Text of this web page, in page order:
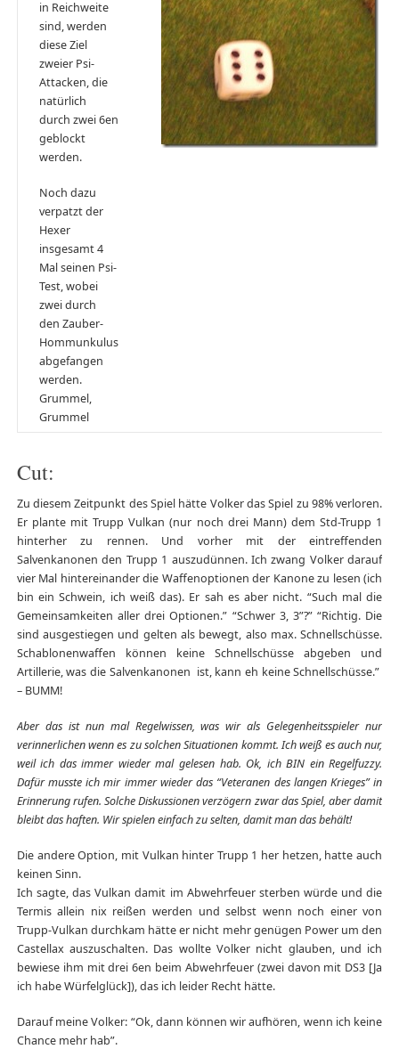
in Reichweite
sind, werden
diese Ziel
zweier Psi-
Attacken, die
natürlich
durch zwei 6en
geblockt
werden.
Noch dazu
verpatzt der
Hexer
insgesamt 4
Mal seinen Psi-
Test, wobei
zwei durch
den Zauber-
Hommunkulus
abgefangen
werden.
Grummel,
Grummel
Cut:
Zu diesem Zeitpunkt des Spiel hätte Volker das Spiel zu 98% verloren.
Er plante mit Trupp Vulkan (nur noch drei Mann) dem Std-Trupp 1
hinterher zu rennen. Und vorher mit der eintreffenden
Salvenkanonen den Trupp 1 auszudünnen. Ich zwang Volker darauf
vier Mal hintereinander die Waffenoptionen der Kanone zu lesen (ich
bin ein Schwein, ich weiß das). Er sah es aber nicht. “Such mal die
Gemeinsamkeiten aller drei Optionen.” “Schwer 3, 3”?” “Richtig. Die
sind ausgestiegen und gelten als bewegt, also max. Schnellschüsse.
Schablonenwaffen können keine Schnellschüsse abgeben und
Artillerie, was die Salvenkanonen ist, kann eh keine Schnellschüsse.”
– BUMM!
Aber das ist nun mal Regelwissen, was wir als Gelegenheitsspieler nur
verinnerlichen wenn es zu solchen Situationen kommt. Ich weiß es auch nur,
weil ich das immer wieder mal gelesen hab. Ok, ich BIN ein Regelfuzzy.
Dafür musste ich mir immer wieder das “Veteranen des langen Krieges” in
Erinnerung rufen. Solche Diskussionen verzögern zwar das Spiel, aber damit
bleibt das haften. Wir spielen einfach zu selten, damit man das behält!
Die andere Option, mit Vulkan hinter Trupp 1 her hetzen, hatte auch
keinen Sinn.
Ich sagte, das Vulkan damit im Abwehrfeuer sterben würde und die
Termis allein nix reißen werden und selbst wenn noch einer von
Trupp-Vulkan durchkam hätte er nicht mehr genügen Power um den
Castellax auszuschalten. Das wollte Volker nicht glauben, und ich
bewiese ihm mit drei 6en beim Abwehrfeuer (zwei davon mit DS3 [Ja
ich habe Würfelglück]), das ich leider Recht hätte.
Darauf meine Volker: “Ok, dann können wir aufhören, wenn ich keine
Chance mehr hab”.